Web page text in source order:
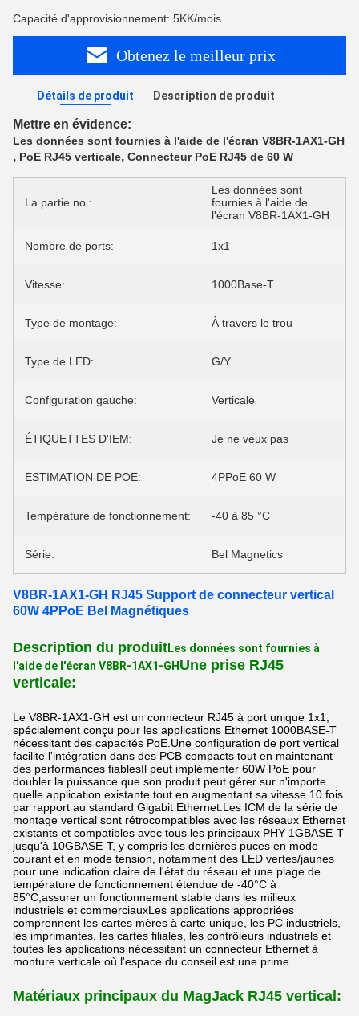
Capacité d'approvisionnement: 5KK/mois
Obtenez le meilleur prix
Détails de produit Description de produit
Mettre en évidence:
Les données sont fournies à l'aide de l'écran V8BR-1AX1-GH
, PoE RJ45 verticale, Connecteur PoE RJ45 de 60 W
La partie no.:
Les données sont
fournies à l'aide de
l'écran V8BR-1AX1-GH
Nombre de ports: 1x1
Vitesse: 1000Base-T
Type de montage: À travers le trou
Type de LED: G/Y
Configuration gauche: Verticale
ÉTIQUETTES D'IEM: Je ne veux pas
ESTIMATION DE POE: 4PPoE 60 W
Température de fonctionnement: -40 à 85 °C
Série: Bel Magnetics
V8BR-1AX1-GH RJ45 Support de connecteur vertical
60W 4PPoE Bel Magnétiques
Description du produitLes données sont fournies à
l'aide de l'écran V8BR-1AX1-GH Une prise RJ45
verticale:
Le V8BR-1AX1-GH est un connecteur RJ45 à port unique 1x1,
spécialement conçu pour les applications Ethernet 1000BASE-T
nécessitant des capacités PoE.Une configuration de port vertical
facilite l'intégration dans des PCB compacts tout en maintenant
des performances fiablesIl peut implémenter 60W PoE pour
doubler la puissance que son produit peut gérer sur n'importe
quelle application existante tout en augmentant sa vitesse 10 fois
par rapport au standard Gigabit Ethernet.Les ICM de la série de
montage vertical sont rétrocompatibles avec les réseaux Ethernet
existants et compatibles avec tous les principaux PHY 1GBASE-T
jusqu'à 10GBASE-T, y compris les dernières puces en mode
courant et en mode tension, notamment des LED vertes/jaunes
pour une indication claire de l'état du réseau et une plage de
température de fonctionnement étendue de -40°C à
85°C,assurer un fonctionnement stable dans les milieux
industriels et commerciauxLes applications appropriées
comprennent les cartes mères à carte unique, les PC industriels,
les imprimantes, les cartes filiales, les contrôleurs industriels et
toutes les applications nécessitant un connecteur Ethernet à
monture verticale.où l'espace du conseil est une prime.
Matériaux principaux du MagJack RJ45 vertical: